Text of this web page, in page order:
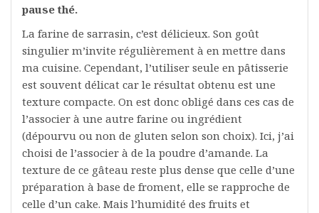
pause thé.
La farine de sarrasin, c’est délicieux. Son goût
singulier m’invite régulièrement à en mettre dans
ma cuisine. Cependant, l’utiliser seule en pâtisserie
est souvent délicat car le résultat obtenu est une
texture compacte. On est donc obligé dans ces cas de
l’associer à une autre farine ou ingrédient
(dépourvu ou non de gluten selon son choix). Ici, j’ai
choisi de l’associer à de la poudre d’amande. La
texture de ce gâteau reste plus dense que celle d’une
préparation à base de froment, elle se rapproche de
celle d’un cake. Mais l’humidité des fruits et